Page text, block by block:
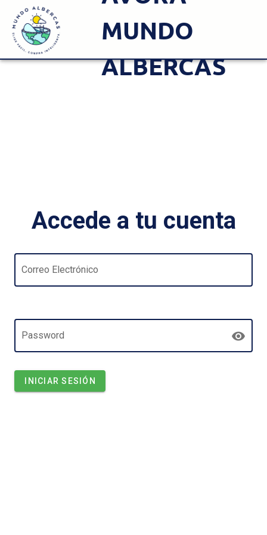
MUNDO
ALBERCAS
Accede a tu cuenta
Correo Electrónico
Password
INICIAR SESIÓN